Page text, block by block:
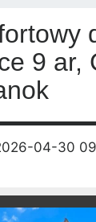
9 ar,
04-30